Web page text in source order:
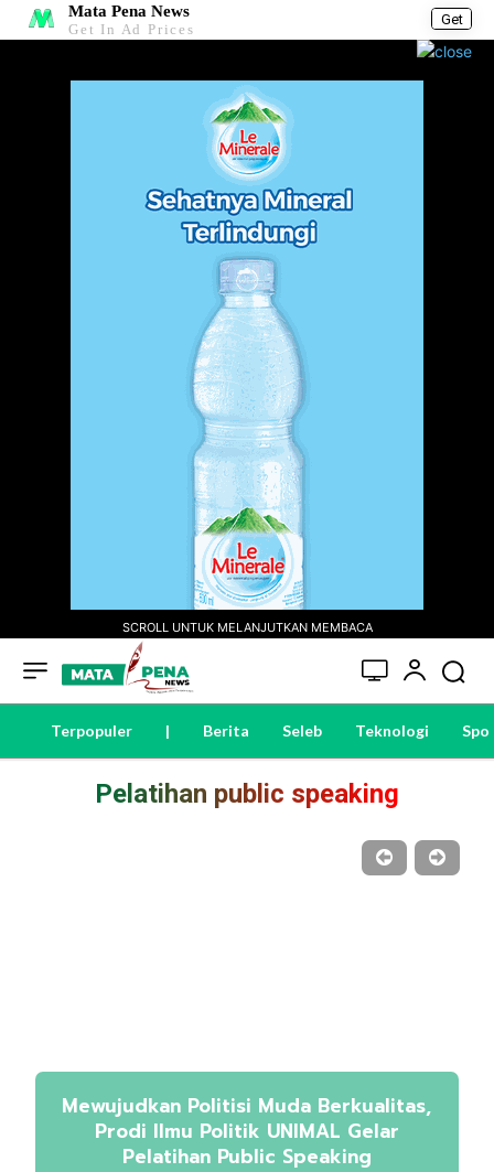
Get
Mata Pena News
Get In Ad Prices
SCROLL UNTUK MELANJUTKAN MEMBACA
Terpopuler | Berita Seleb Teknologi
Pelatihan public speaking
Mewujudkan Politisi Muda Berkualitas,
Prodi Ilmu Politik UNIMAL Gelar
Pelatihan Public Speaking